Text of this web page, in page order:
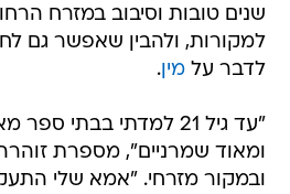
שנים טובות וסיבוב במזרח
למקורות, ולהבין שאפשר גם
לדבר עלמין.
"עד גיל 21 למדתי בבתי
ומאוד שמרניים", מספרת
ובמקור מזרחי. "אמא שלי